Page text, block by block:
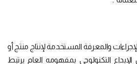
والمعرفة المستخدمة لإنتاج منتج أو
التكنولوجي بمفهومه العام يرتبط